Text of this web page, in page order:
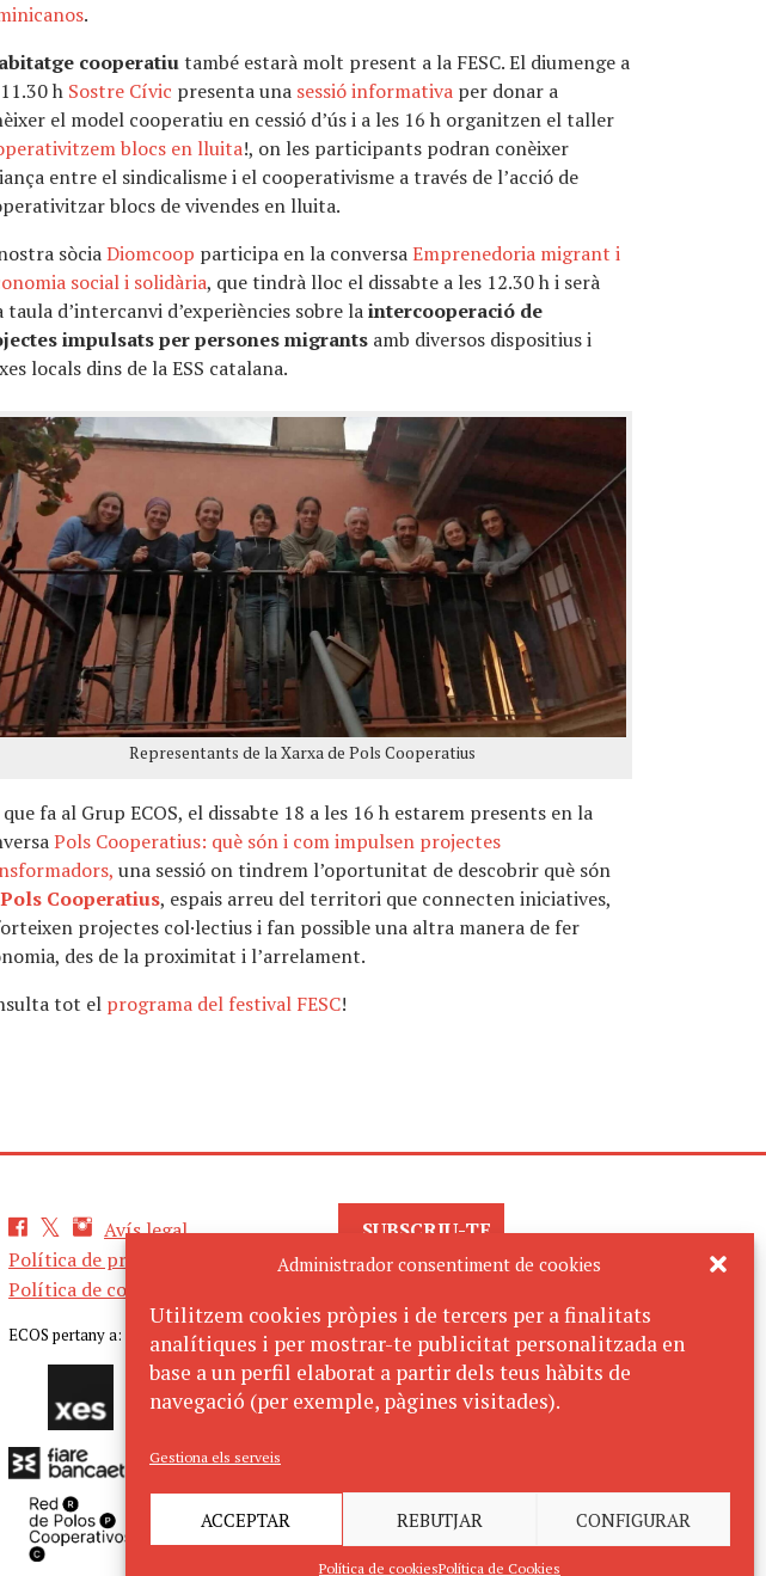
Administrador consentiment de cookies
Utilitzem cookies pròpies i de tercers per a finalitats
analítiques i per mostrar-te publicitat personalitzada en
base a un perfil elaborat a partir dels teus hàbits de
navegació (per exemple, pàgines visitades).
Gestiona els serveis
ACCEPTAR REBUTJAR CONFIGURAR
Política de cookiesPolítica de Cookies
.
cooperatiutambé estarà molt present a la FESC. El diumenge a
h Sostre Cívic presenta una sessió informativa per donar a
el model cooperatiu en cessió d’ús i a les 16 h organitzen el taller
blocs en lluita!, on les participants podran conèixer
entre el sindicalisme i el cooperativisme a través de l’acció de
blocs de vivendes en lluita.
sòciaDiomcoop participa en la conversaEmprenedoria migrant i
social i solidària, que tindrà lloc el dissabte a les 12.30 h i serà
taula d’intercanvi d’experiències sobre laintercooperació de
impulsats per persones migrants amb diversos dispositius i
locals dins de la ESS catalana.
Representants de la Xarxa de Pols Cooperatius
fa al Grup ECOS, el dissabte 18 a les 16 h estarem presents en la
Pols Cooperatius: què són i com impulsen projectes
una sessió on tindrem l’oportunitat de descobrir què són
Pols Cooperatius, espais arreu del territori que connecten iniciatives,
projectes col·lectius i fan possible una altra manera de fer
des de la proximitat i l’arrelament.
tot el programa del festival FESC!
Avís legal
Política de privacitat
Política de cookies
SUBSCRIU-TE
AL BUTLLETÍ
ECOS pertany a: